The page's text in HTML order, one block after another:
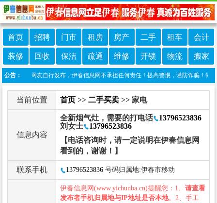
首页 招聘 门市 租房 房产 二手 租车 会计
装修 回收 保洁 疏通 维修 开锁 物流 搬家
公告：
目信息由网友自行发布，伊春信息网不承担任何责任！提高警惕，谨防诈骗！做推
当前位置 首页 >> 二手买卖 >> 家电
信息内容
全新烟气灶，需要的打电话
13796523836
刘女士
13796523836
【电话咨询时，请一定说明在伊春信息网
看到的，谢谢！】
联系手机 13796523836 号码归属地:伊春市移动
伊春信息网(www.yichunba.cn)提醒您：1、 请查看
发布者手机归属地与IP地址是否本地。2、手工